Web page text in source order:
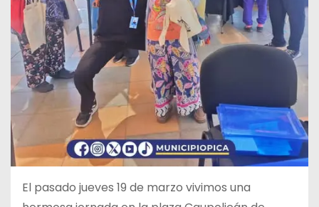
El pasado jueves 19 de marzo vivimos una